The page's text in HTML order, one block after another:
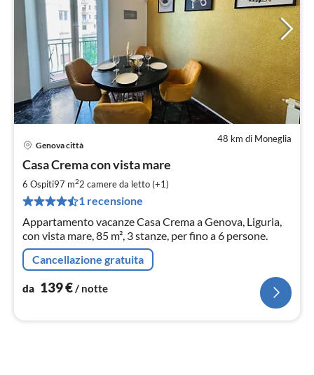
48 km di Moneglia
Genova città
Casa Crema con vista mare
6 Ospiti97 m22 camere da letto (+1)
1 recensione
Appartamento vacanze Casa Crema a Genova, Liguria,
con vista mare, 85 m², 3 stanze, per fino a 6 persone.
Cancellazione gratuita
da 139€/ notte